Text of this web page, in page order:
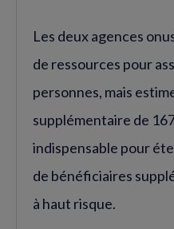
Les deux agences
de ressources pour
personnes, mais
supplémentaire de
indispensable pour
de bénéficiaires
à haut risque.